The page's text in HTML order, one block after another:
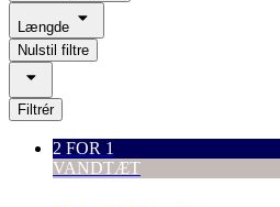
Længde
Nulstil filtre
Filtrér
2 FOR 1
VANDTÆT